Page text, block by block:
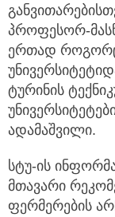
პროფესორ-
ერთად
ტურინის
ადამაშვილი.
სტუ-ის
მთავარი
ფერმერების